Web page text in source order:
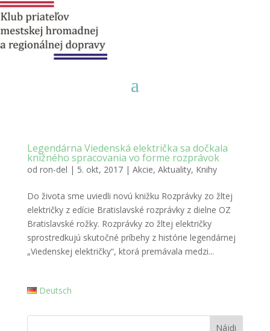
Legendárna Viedenská električka sa dočkala
knižného spracovania vo forme rozprávok
od ron-del | 5. okt, 2017| Akcie, Aktuality, Knihy
Do života sme uviedli novú knižku Rozprávky zo žltej
električky z edície Bratislavské rozprávky z dielne OZ
Bratislavské rožky. Rozprávky zo žltej električky
sprostredkujú skutočné príbehy z histórie legendárnej
„Viedenskej električky“, ktorá premávala medzi...
Deutsch